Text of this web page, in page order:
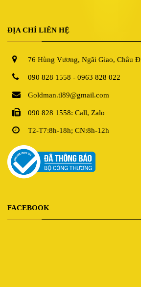
ĐỊA CHỈ LIÊN HỆ
76 Hùng Vương, Ngãi Giao, Châu
090 828 1558 - 0963 828 022
Goldman.tl89@gmail.com
090 828 1558: Call, Zalo
T2-T7:8h-18h; CN:8h-12h
FACEBOOK